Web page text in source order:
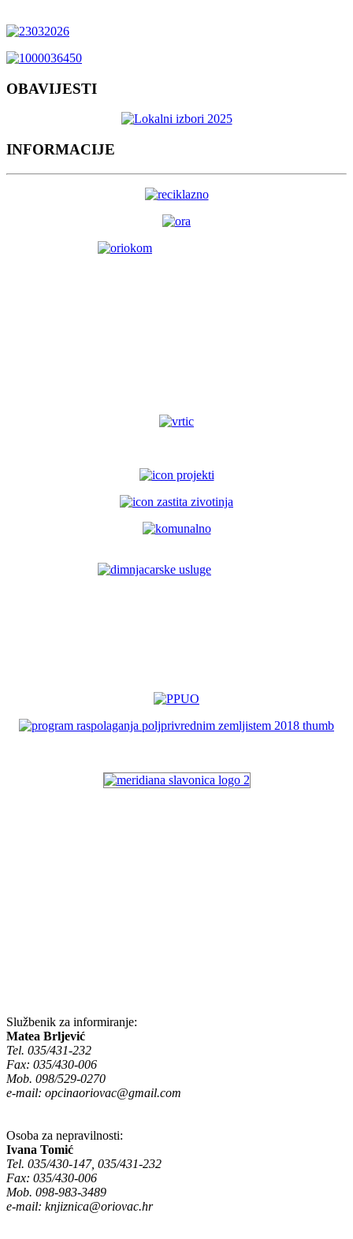
OBAVIJESTI
INFORMACIJE
Službenik za informiranje:
Matea Brljević
Tel. 035/431-232
Fax: 035/430-006
Mob. 098/529-0270
e-mail: opcinaoriovac@gmail.com
Osoba za nepravilnosti:
Ivana Tomić
Tel. 035/430-147, 035/431-232
Fax: 035/430-006
Mob. 098-983-3489
e-mail: knjiznica@oriovac.hr